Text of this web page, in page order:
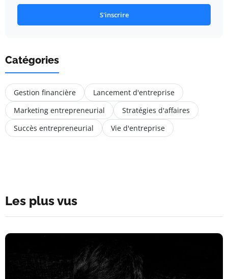
S'inscrire
Catégories
Gestion financière
Lancement d'entreprise
Marketing entrepreneurial
Stratégies d'affaires
Succès entrepreneurial
Vie d'entreprise
Les plus vus